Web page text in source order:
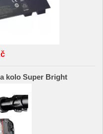
kolo Super Bright